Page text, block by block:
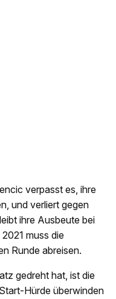
verpasst es, ihre
und verliert gegen
ihre Ausbeute bei
muss die
Runde abreisen.
gedreht hat, ist die
Hürde überwinden